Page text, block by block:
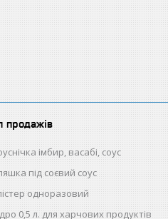
продажів
імбир, васабі, соус
під соєвий соус
одноразовий
0,5 л. для харчових продуктів